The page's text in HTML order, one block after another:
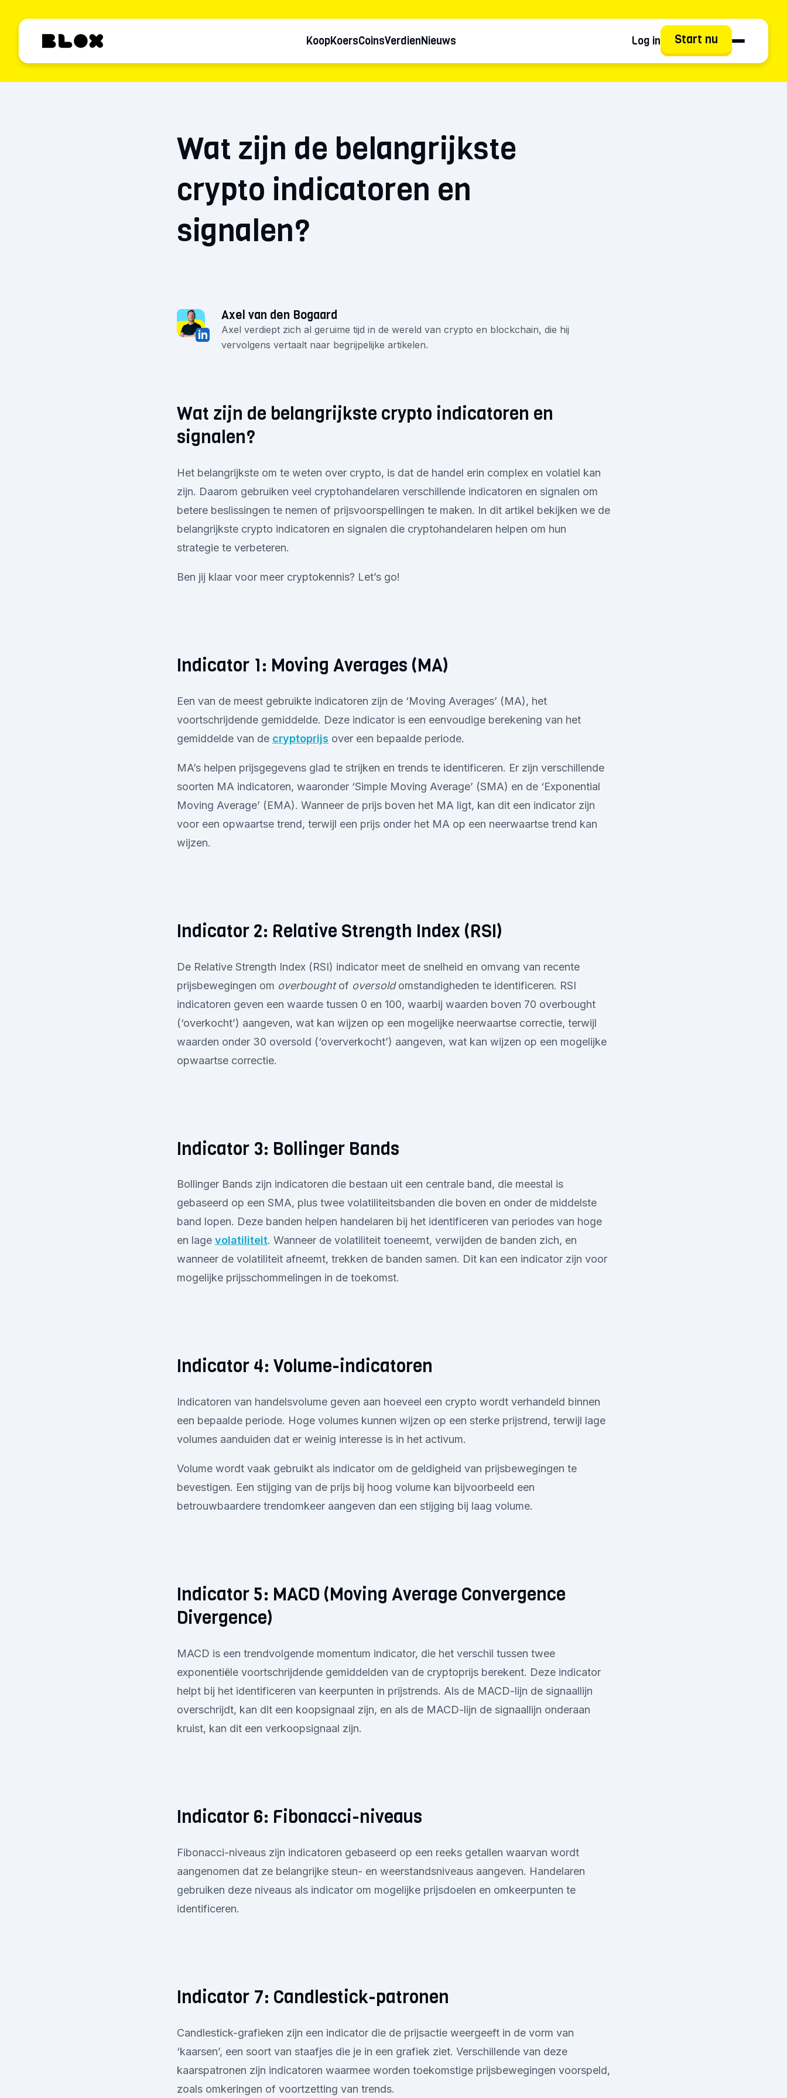
KoopKoersCoinsVerdienNieuws Log in Start nu
Wat zijn de belangrijkste
crypto indicatoren en
signalen?
Axel van den Bogaard
Axel verdiept zich al geruime tijd in de wereld van crypto en blockchain, die hij
vervolgens vertaalt naar begrijpelijke artikelen.
Wat zijn de belangrijkste crypto indicatoren en
signalen?
Het belangrijkste om te weten over crypto, is dat de handel erin complex en volatiel kan
zijn. Daarom gebruiken veel cryptohandelaren verschillende indicatoren en signalen om
betere beslissingen te nemen of prijsvoorspellingen te maken. In dit artikel bekijken we de
belangrijkste crypto indicatoren en signalen die cryptohandelaren helpen om hun
strategie te verbeteren.
Ben jij klaar voor meer cryptokennis? Let’s go!
Indicator 1: Moving Averages (MA)
Een van de meest gebruikte indicatoren zijn de ‘Moving Averages’ (MA), het
voortschrijdende gemiddelde. Deze indicator is een eenvoudige berekening van het
gemiddelde van de cryptoprijs over een bepaalde periode.
MA’s helpen prijsgegevens glad te strijken en trends te identificeren. Er zijn verschillende
soorten MA indicatoren, waaronder ‘Simple Moving Average’ (SMA) en de ‘Exponential
Moving Average’ (EMA). Wanneer de prijs boven het MA ligt, kan dit een indicator zijn
voor een opwaartse trend, terwijl een prijs onder het MA op een neerwaartse trend kan
wijzen.
Indicator 2: Relative Strength Index (RSI)
De Relative Strength Index (RSI) indicator meet de snelheid en omvang van recente
prijsbewegingen om overboughtof oversoldomstandigheden te identificeren. RSI
indicatoren geven een waarde tussen 0 en 100, waarbij waarden boven 70 overbought
(‘overkocht’) aangeven, wat kan wijzen op een mogelijke neerwaartse correctie, terwijl
waarden onder 30 oversold (‘oververkocht’) aangeven, wat kan wijzen op een mogelijke
opwaartse correctie.
Indicator 3: Bollinger Bands
Bollinger Bands zijn indicatoren die bestaan uit een centrale band, die meestal is
gebaseerd op een SMA, plus twee volatiliteitsbanden die boven en onder de middelste
band lopen. Deze banden helpen handelaren bij het identificeren van periodes van hoge
en lage volatiliteit. Wanneer de volatiliteit toeneemt, verwijden de banden zich, en
wanneer de volatiliteit afneemt, trekken de banden samen. Dit kan een indicator zijn voor
mogelijke prijsschommelingen in de toekomst.
Indicator 4: Volume-indicatoren
Indicatoren van handelsvolume geven aan hoeveel een crypto wordt verhandeld binnen
een bepaalde periode. Hoge volumes kunnen wijzen op een sterke prijstrend, terwijl lage
volumes aanduiden dat er weinig interesse is in het activum.
Volume wordt vaak gebruikt als indicator om de geldigheid van prijsbewegingen te
bevestigen. Een stijging van de prijs bij hoog volume kan bijvoorbeeld een
betrouwbaardere trendomkeer aangeven dan een stijging bij laag volume.
Indicator 5: MACD (Moving Average Convergence
Divergence)
MACD is een trendvolgende momentum indicator, die het verschil tussen twee
exponentiële voortschrijdende gemiddelden van de cryptoprijs berekent. Deze indicator
helpt bij het identificeren van keerpunten in prijstrends. Als de MACD-lijn de signaallijn
overschrijdt, kan dit een koopsignaal zijn, en als de MACD-lijn de signaallijn onderaan
kruist, kan dit een verkoopsignaal zijn.
Indicator 6: Fibonacci-niveaus
Fibonacci-niveaus zijn indicatoren gebaseerd op een reeks getallen waarvan wordt
aangenomen dat ze belangrijke steun- en weerstandsniveaus aangeven. Handelaren
gebruiken deze niveaus als indicator om mogelijke prijsdoelen en omkeerpunten te
identificeren.
Indicator 7: Candlestick-patronen
Candlestick-grafieken zijn een indicator die de prijsactie weergeeft in de vorm van
‘kaarsen’, een soort van staafjes die je in een grafiek ziet. Verschillende van deze
kaarspatronen zijn indicatoren waarmee worden toekomstige prijsbewegingen voorspeld,
zoals omkeringen of voortzetting van trends.